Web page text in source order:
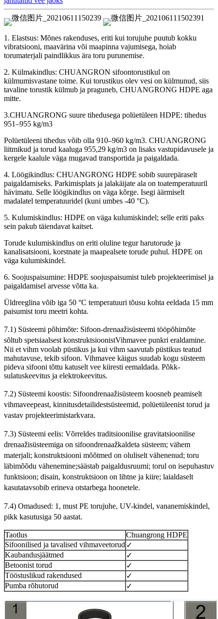
1. Elastsus: Mõnes rakenduses, eriti kui torujuhe puutub kokku
vibratsiooni, maavärina või maapinna vajumisega, hoiab
torumaterjali paindlikkus ära toru purunemise.
2. Külmakindlus: CHUANGRON sifoontorustikul on
külmumisvastane toime. Kui torustikus olev vesi on külmunud, siis
tavaline torustik külmub ja praguneb, CHUANGRONG HDPE aga
mitte.
3.CHUANGRONG suure tihedusega polüetüleen HDPE: tihedus
951–955 kg/m3
Polüetüleeni tihedus võib olla 910–960 kg/m3. CHUANGRONG
liitmikud ja torud kaaluga 955,29 kg/m3 on lisaks vastupidavusele ja
kergele kaalule väga mugavad transportida ja paigaldada.
4. Löögikindlus: CHUANGRONG HDPE sobib suurepäraselt
paigaldamiseks. Parkimisplats ja jalakäijate ala on toatemperatuuril
hävimatu. Selle löögikindlus on väga kõrge. Isegi äärmiselt
madalatel temperatuuridel (kuni umbes -40 °C).
5. Kulumiskindlus: HDPE on väga kulumiskindel; selle eriti paks
sein pakub täiendavat kaitset.
Torude kulumiskindlus on eriti oluline tegur harutorude ja
kanalisatsiooni, korstnate ja maapealsete torude puhul. HDPE on
väga kulumiskindel.
6. Soojuspaisumine: HDPE soojuspaisumist tuleb projekteerimisel ja
paigaldamisel arvesse võtta ka.
Üldreeglina võib iga 50 °C temperatuuri tõusu kohta eeldada 15 mm
paisumist toru meetri kohta.
7.1) Süsteemi põhimõte: Sifoon-drenaažisüsteemi tööpõhimõte
sõltub spetsiaalsest konstruktsioonistVihmavee punkri eraldamine.
Nii et vihm voolab püstikus ja kui vihm saavutab püstikus teatud
mahutavuse, tekib sifoon. Vihmavee käigus suudab kogu süsteem
pideva sifooni tõttu katuselt vee kiiresti eemaldada. Põkk-
sulatuskeevitus ja elektrokeevitus.
7.2) Süsteemi koostis: Sifoondrenaažisüsteem koosneb peamiselt
vihmaveepeast, kinnitusdetailidestsüsteemid, polüetüleenist torud ja
vastav projekteerimistarkvara.
7.3) Süsteemi eelis: Võrreldes traditsioonilise gravitatsioonilise
drenaažisüsteemiga on sifoondrenaažkaldeta süsteem; vähem
materjali; konstruktsiooni mõõtmed on oluliselt vähenenud; toru
läbimõõdu vähenemine;säästab paigaldusruumi; torul on isepuhastuv
funktsioon; disain, konstruktsioon on lihtne ja kiire; laialdaselt
kasutatavsobib erineva otstarbega hoonetele.
7.4) Omadused: 1, must PE torujuhe, UV-kindel, vananemiskindel,
pikk kasutusiga 50 aastat.
Taotlus
Chuangrong HDPE
Sifoonilised ja tavalised vihmaveetorud ✓
Kaubandusjäätmed
✓
Betoonist torud
✓
Tööstuslikud rakendused
✓
Pumba rõhutorud
✓